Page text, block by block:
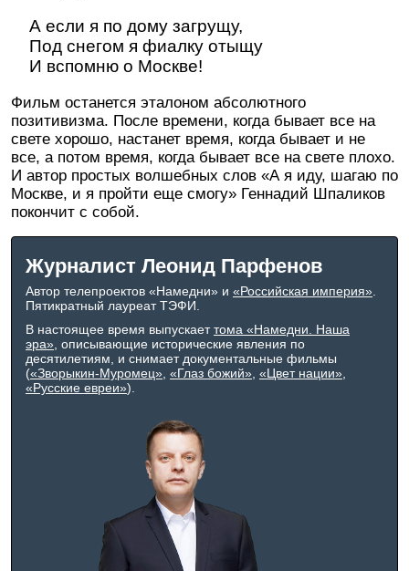
А если я по дому загрущу,
Под снегом я фиалку отыщу
И вспомню о Москве!
Фильм останется эталоном абсолютного
позитивизма. После времени, когда бывает все на
свете хорошо, настанет время, когда бывает и не
все, а потом время, когда бывает все на свете плохо.
И автор простых волшебных слов «А я иду, шагаю по
Москве, и я пройти еще смогу» Геннадий Шпаликов
покончит с собой.
Журналист Леонид Парфенов
Автор телепроектов «Намедни» и «Российская империя»
Пятикратный лауреат ТЭФИ.
В настоящее время выпускает тома «Намедни. Наша
эра» , описывающие исторические явления по
десятилетиям, и снимает документальные фильмы
(«Зворыкин-Муромец» «Глаз божий» «Цвет нации»
«Русские евреи»).